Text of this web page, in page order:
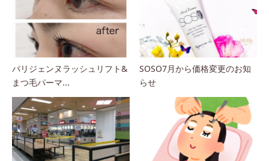
パリジェンヌラッシュリフト&
まつ毛パーマ...
SOSO7月から価格変更のお知
らせ